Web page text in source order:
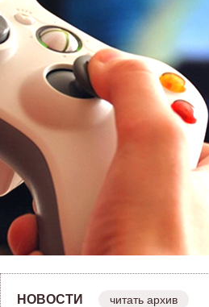
НОВОСТИ читать архив